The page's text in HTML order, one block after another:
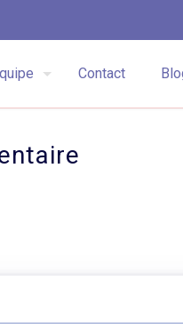
Contact